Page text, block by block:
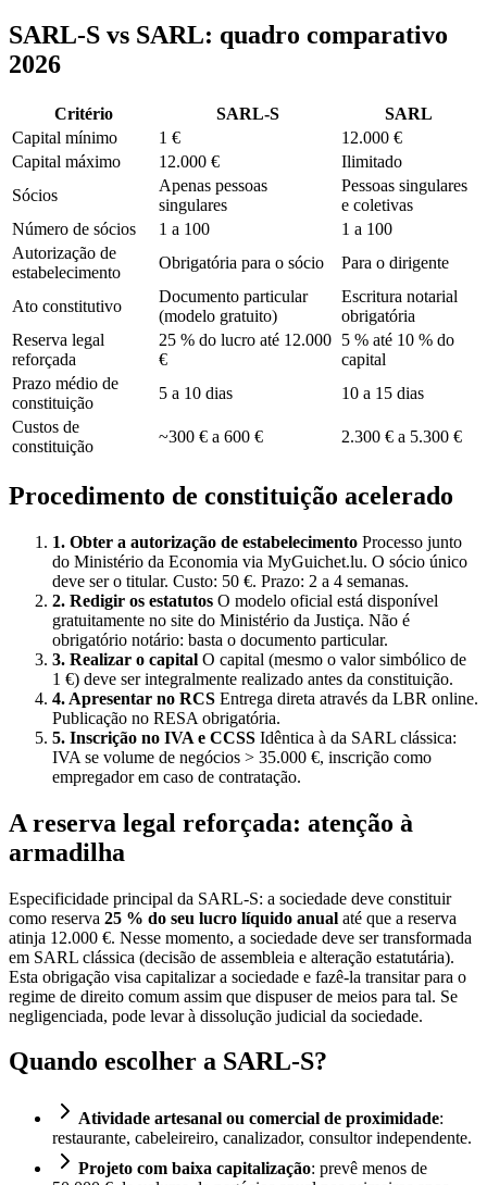
SARL-S vs SARL: quadro comparativo
2026
Critério SARL-S
SARL
Capital mínimo
1 €
12.000 €
Capital máximo
12.000 €
Ilimitado
Sócios
Apenas pessoas
singulares
Pessoas singulares
e coletivas
Número de sócios
1 a 100
1 a 100
Autorização de
estabelecimento
Obrigatória para o sócio Para o dirigente
Ato constitutivo
Documento particular
(modelo gratuito)
Escritura notarial
obrigatória
Reserva legal
reforçada
25 % do lucro até 12.000
€
5 % até 10 % do
capital
Prazo médio de
constituição
5 a 10 dias
10 a 15 dias
Custos de
constituição
~300 € a 600 € 2.300 € a 5.300 €
Procedimento de constituição acelerado
1. Obter a autorização de estabelecimento Processo junto
do Ministério da Economia via MyGuichet.lu. O sócio único
deve ser o titular. Custo: 50 €. Prazo: 2 a 4 semanas.
2. Redigir os estatutos O modelo oficial está disponível
gratuitamente no site do Ministério da Justiça. Não é
obrigatório notário: basta o documento particular.
3. Realizar o capital O capital (mesmo o valor simbólico de
1 €) deve ser integralmente realizado antes da constituição.
4. Apresentar no RCS Entrega direta através da LBR online.
Publicação no RESA obrigatória.
5. Inscrição no IVA e CCSS Idêntica à da SARL clássica:
IVA se volume de negócios > 35.000 €, inscrição como
empregador em caso de contratação.
A reserva legal reforçada: atenção à
armadilha
Especificidade principal da SARL-S: a sociedade deve constituir
como reserva 25 % do seu lucro líquido anual até que a reserva
atinja 12.000 €. Nesse momento, a sociedade deve ser transformada
em SARL clássica (decisão de assembleia e alteração estatutária).
Esta obrigação visa capitalizar a sociedade e fazê-la transitar para o
regime de direito comum assim que dispuser de meios para tal. Se
negligenciada, pode levar à dissolução judicial da sociedade.
Quando escolher a SARL-S?
Atividade artesanal ou comercial de proximidade:
restaurante, cabeleireiro, canalizador, consultor independente.
Projeto com baixa capitalização: prevê menos de